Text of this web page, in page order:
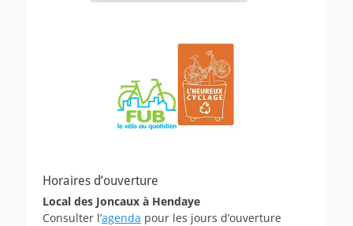
Horaires d’ouverture
Local des Joncaux à Hendaye
Consulter l’agenda pour les jours d’ouverture